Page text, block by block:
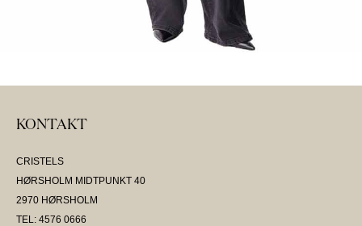
KONTAKT
CRISTELS
HØRSHOLM MIDTPUNKT 40
2970 HØRSHOLM
TEL: 4576 0666